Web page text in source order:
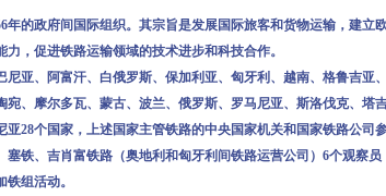
的政府间国际组织。其宗旨是发展国际旅客和货物运输，建立
，促进铁路运输领域的技术进步和科技合作。
亚、阿富汗、白俄罗斯、保加利亚、匈牙利、越南、格鲁吉亚
、摩尔多瓦、蒙古、波兰、俄罗斯、罗马尼亚、斯洛伐克、塔
28个国家，上述国家主管铁路的中央国家机关和国家铁路公司
铁、吉肖富铁路（奥地利和匈牙利间铁路运营公司）6个观察员
组活动。